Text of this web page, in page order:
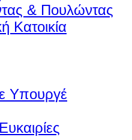
& Πουλώντας
Κατοικία
Υπουργέ